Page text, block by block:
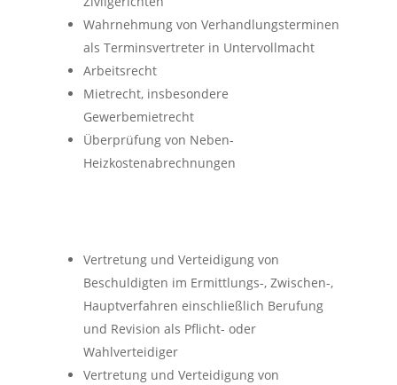
Wahrnehmung von Verhandlungsterminen
als Terminsvertreter in Untervollmacht
Arbeitsrecht
Mietrecht, insbesondere
Gewerbemietrecht
Überprüfung von Neben-
Heizkostenabrechnungen
Vertretung und Verteidigung von
Beschuldigten im Ermittlungs-, Zwischen-,
Hauptverfahren einschließlich Berufung
und Revision als Pflicht- oder
Wahlverteidiger
Vertretung und Verteidigung von